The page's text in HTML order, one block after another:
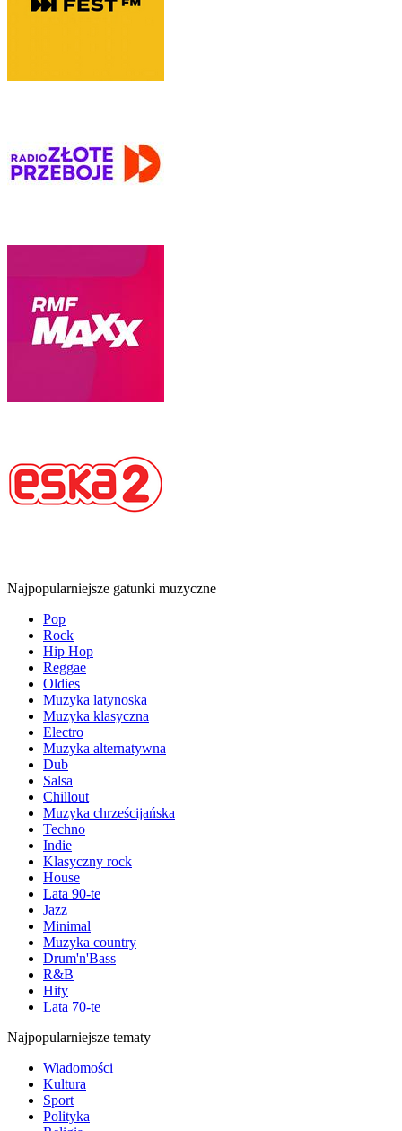
Najpopularniejsze gatunki muzyczne
Pop
Rock
Hip Hop
Reggae
Oldies
Muzyka latynoska
Muzyka klasyczna
Electro
Muzyka alternatywna
Dub
Salsa
Chillout
Muzyka chrześcijańska
Techno
Indie
Klasyczny rock
House
Lata 90-te
Jazz
Minimal
Muzyka country
Drum'n'Bass
R&B
Hity
Lata 70-te
Najpopularniejsze tematy
Wiadomości
Kultura
Sport
Polityka